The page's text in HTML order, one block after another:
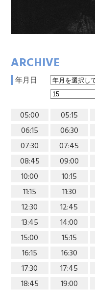
ARCHIVE
年月日
05:00 05:15
06:15
06:30
07:30
07:45
08:45
09:00
10:00
10:15
11:15
11:30
12:30
12:45
13:45
14:00
15:00
15:15
16:15
16:30
17:30
17:45
18:45
19:00